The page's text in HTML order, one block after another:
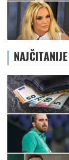
NAJČITANIJE